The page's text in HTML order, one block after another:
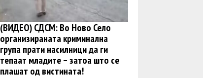
(ВИДЕО) СДСМ: Во Ново Село
организираната криминална
група прати насилници да ги
тепаат младите – затоа што се
плашат од вистината!